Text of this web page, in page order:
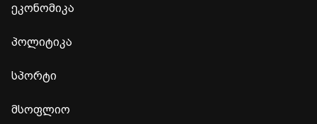
ეკონომიკა
პოლიტიკა
სპორტი
მსოფლიო